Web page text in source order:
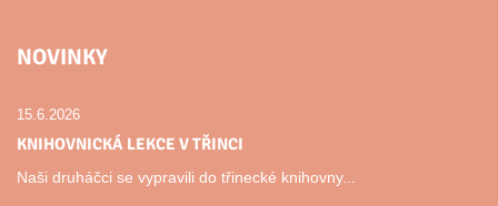
NOVINKY
15.6.2026
KNIHOVNICKÁ LEKCE V TŘINCI
Naši druháčci se vypravili do třinecké knihovny...